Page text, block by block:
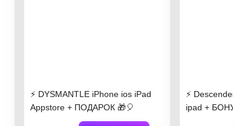
⚡️ DYSMANTLE iPhone ios iPad
Appstore + ПОДАРОК 🎁🎈
⚡️
ipad +